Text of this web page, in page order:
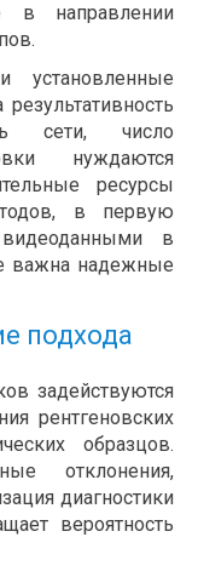
в направлении
установленные
сети, число
нуждаются
ресурсы
в первую
в
важна надежные
подхода
задействуются
рентгеновских
образцов.
отклонения,
диагностики
вероятность